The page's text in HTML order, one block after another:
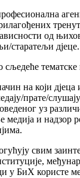
од
старатељи дјеце.
тематске
на који
прате/
уз
медија и надзор
свим
у БиХ користе